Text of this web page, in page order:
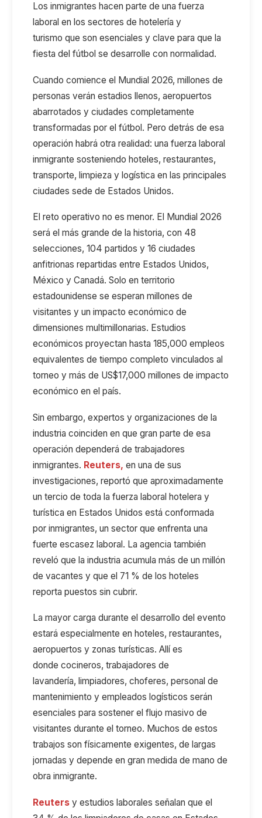
Los inmigrantes hacen parte de una fuerza
laboral en los sectores de hotelería y
turismo que son esenciales y clave para que la
fiesta del fútbol se desarrolle con normalidad.
Cuando comience el Mundial 2026, millones de
personas verán estadios llenos, aeropuertos
abarrotados y ciudades completamente
transformadas por el fútbol. Pero detrás de esa
operación habrá otra realidad: una fuerza laboral
inmigrante sosteniendo hoteles, restaurantes,
transporte, limpieza y logística en las principales
ciudades sede de Estados Unidos.
El reto operativo no es menor. El Mundial 2026
será el más grande de la historia, con 48
selecciones, 104 partidos y 16 ciudades
anfitrionas repartidas entre Estados Unidos,
México y Canadá. Solo en territorio
estadounidense se esperan millones de
visitantes y un impacto económico de
dimensiones multimillonarias. Estudios
económicos proyectan hasta 185,000 empleos
equivalentes de tiempo completo vinculados al
torneo y más de US$17,000 millones de impacto
económico en el país.
Sin embargo, expertos y organizaciones de la
industria coinciden en que gran parte de esa
operación dependerá de trabajadores
inmigrantes. Reuters, en una de sus
investigaciones, reportó que aproximadamente
un tercio de toda la fuerza laboral hotelera y
turística en Estados Unidos está conformada
por inmigrantes, un sector que enfrenta una
fuerte escasez laboral. La agencia también
reveló que la industria acumula más de un millón
de vacantes y que el 71 % de los hoteles
reporta puestos sin cubrir.
La mayor carga durante el desarrollo del evento
estará especialmente en hoteles, restaurantes,
aeropuertos y zonas turísticas. Allí es
donde cocineros, trabajadores de
lavandería, limpiadores, choferes, personal de
mantenimiento y empleados logísticos serán
esenciales para sostener el flujo masivo de
visitantes durante el torneo. Muchos de estos
trabajos son físicamente exigentes, de largas
jornadas y depende en gran medida de mano de
obra inmigrante.
Reuters y estudios laborales señalan que el